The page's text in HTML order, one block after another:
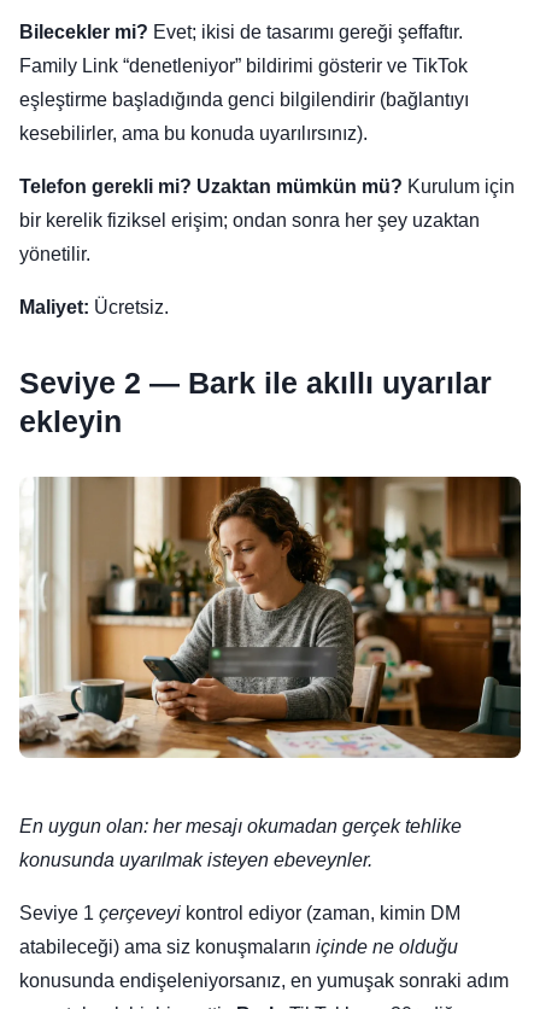
Bilecekler mi? Evet; ikisi de tasarımı gereği şeffaftır.
Family Link “denetleniyor” bildirimi gösterir ve TikTok
eşleştirme başladığında genci bilgilendirir (bağlantıyı
kesebilirler, ama bu konuda uyarılırsınız).
Telefon gerekli mi? Uzaktan mümkün mü? Kurulum için
bir kerelik fiziksel erişim; ondan sonra her şey uzaktan
yönetilir.
Maliyet: Ücretsiz.
Seviye 2 — Bark ile akıllı uyarılar
ekleyin
En uygun olan: her mesajı okumadan gerçek tehlike
konusunda uyarılmak isteyen ebeveynler.
Seviye 1 çerçeveyi kontrol ediyor (zaman, kimin DM
atabileceği) ama siz konuşmaların içinde ne olduğu
konusunda endişeleniyorsanız, en yumuşak sonraki adım